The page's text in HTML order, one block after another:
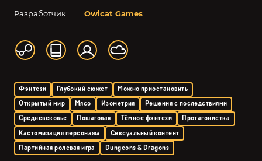
Разработчик
Owlcat Games
Фэнтези Глубокий сюжет
Можно приостановить
Открытый мир
Мясо Изометрия
Решения с последствиями
Средневековье
Пошаговая Тёмное фэнтези
Протагонистка
Кастомизация персонажа
Сексуальный контент
Партийная ролевая игра
Dungeons & Dragons